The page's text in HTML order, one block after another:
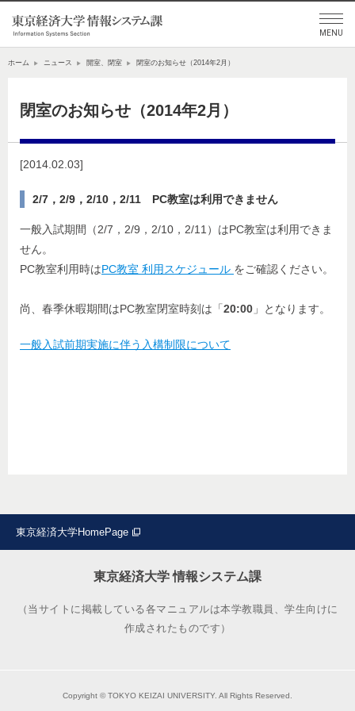
ホーム ニュース 開室、閉室 閉室のお知らせ（2014年2月）
閉室のお知らせ（2014年2月）
[2014.02.03]
2/7，2/9，2/10，2/11 PC教室は利用できません
一般入試期間（2/7，2/9，2/10，2/11）はPC教室は利用できま
せん。
PC教室利用時はPC教室 利用スケジュール をご確認ください。
尚、春季休暇期間はPC教室閉室時刻は「20:00 」となります。
一般入試前期実施に伴う入構制限について
東京経済大学HomePage
東京経済大学 情報システム課
（当サイトに掲載している各マニュアルは本学教職員、学生向けに
作成されたものです）
Copyright © TOKYO KEIZAI UNIVERSITY. All Rights Reserved.